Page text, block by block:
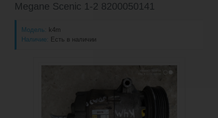
Megane Scenic 1-2 8200050141
Модель: k4m
Наличие: Есть в наличии